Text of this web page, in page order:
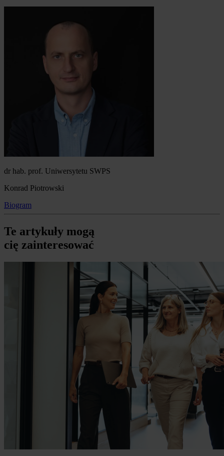
dr hab. prof. Uniwersytetu SWPS
Konrad Piotrowski
Biogram
Te artykuły mogą
cię zainteresować